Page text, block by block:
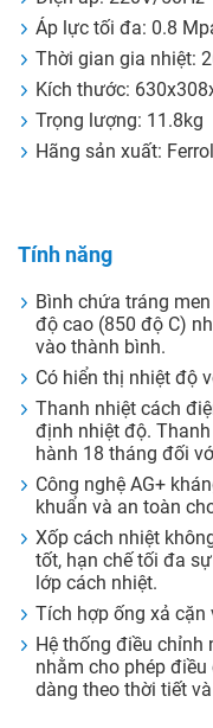
Áp lực tối đa: 0.8
Thời gian gia nhiệt:
Kích thước:
Trọng lượng: 11.8kg
Hãng sản xuất:
Tính năng
Bình chứa tráng
độ cao (850 độ C)
vào thành bình.
Có hiển thị nhiệt độ
Thanh nhiệt cách
định nhiệt độ.
hành 18 tháng đối
Công nghệ AG+
khuẩn và an toàn
Xốp cách nhiệt
tốt, hạn chế tối đa
lớp cách nhiệt.
Tích hợp ống xả cặn
Hệ thống điều
nhằm cho phép
dàng theo thời tiết